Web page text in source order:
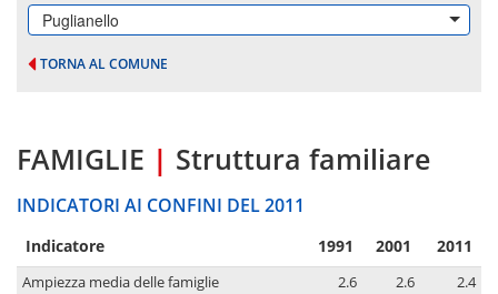
Puglianello
TORNA AL COMUNE
FAMIGLIE | Struttura familiare
INDICATORI AI CONFINI DEL 2011
Indicatore 1991 2001 2011
Ampiezza media delle famiglie 2.6 2.6
2.4